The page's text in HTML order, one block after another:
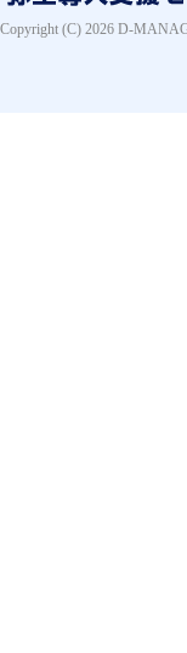
Copyright (C) 2026 D-